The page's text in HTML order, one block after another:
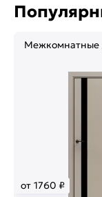
Межкомнатные
от 1760 ₽